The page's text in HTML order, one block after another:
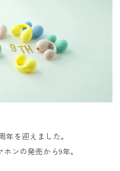
年を迎えました。
ンの発売から9年。